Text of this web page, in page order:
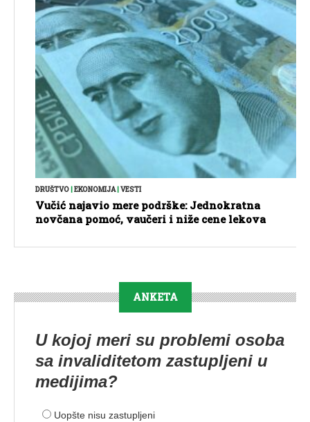
DRUŠTVO|EKONOMIJA|VESTI
Vučić najavio mere podrške: Jednokratna
novčana pomoć, vaučeri i niže cene lekova
ANKETA
U kojoj meri su problemi osoba
sa invaliditetom zastupljeni u
medijima?
Uopšte nisu zastupljeni